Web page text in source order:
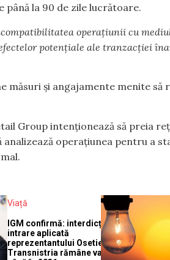
până la 90 de zile lucrătoare.
operațiunii cu
potențiale ale tranzacției
și angajamente menite să
Group intenționează să preia
operațiunea pentru a
Viață
IGM confirmă: interdicția de
intrare aplicată
reprezentantului Osetiei în
Transnistria rămâne valabilă